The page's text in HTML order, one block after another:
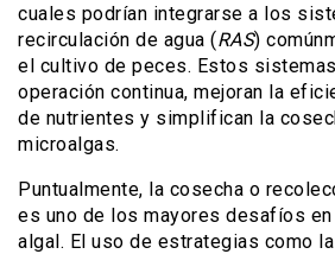
cuales podrían integrarse a los
recirculación de agua (RAS)
el cultivo de peces. Estos
operación continua, mejoran la
de nutrientes y simplifican la
microalgas.
Puntualmente, la cosecha o
es uno de los mayores desafíos
algal. El uso de estrategias como